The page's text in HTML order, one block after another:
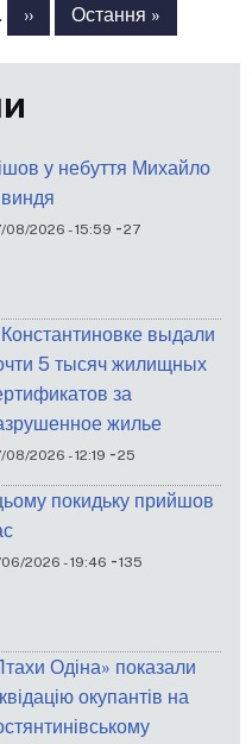
Наступна
››
Остання
Остання »
у небуття Михайло
08/2026 - 15:59 -27
выдали
5 тысяч жилищных
за
жилье
08/2026 - 12:19 -25
цьому покидьку прийшов
06/2026 - 19:46 -135
Одіна» показали
окупантів на